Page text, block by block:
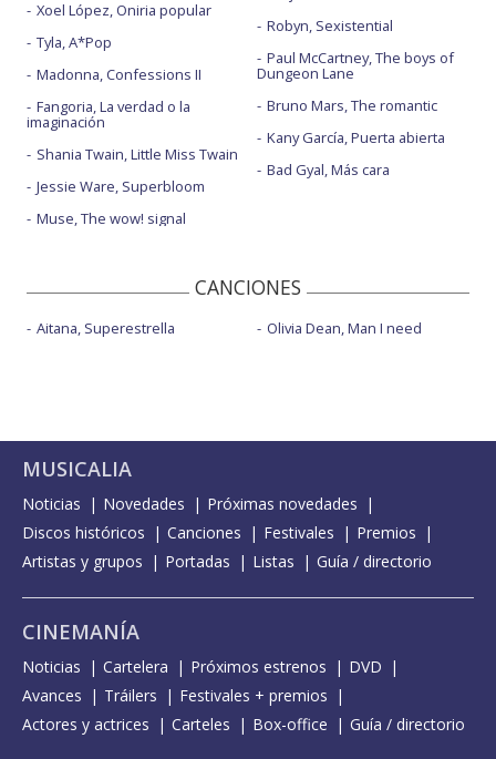
Xoel López, Oniria popular
Tyla, A*Pop
Madonna, Confessions II
Fangoria, La verdad o la
imaginación
Shania Twain, Little Miss Twain
Jessie Ware, Superbloom
Muse, The wow! signal
Robyn, Sexistential
Paul McCartney, The boys of
Dungeon Lane
Bruno Mars, The romantic
Kany García, Puerta abierta
Bad Gyal, Más cara
CANCIONES
Aitana, Superestrella Olivia Dean, Man I need
MUSICALIA
Noticias Novedades
Próximas novedades
Discos históricos
Canciones Festivales
Premios
Artistas y grupos
Portadas Listas Guía / directorio
CINEMANÍA
Noticias Cartelera Próximos estrenos
DVD
Avances
Tráilers
Festivales + premios
Actores y actrices
Carteles Box-office Guía / directorio